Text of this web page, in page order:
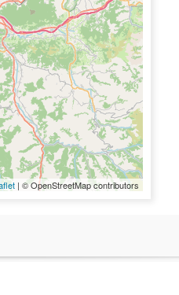
| © OpenStreetMap contributors